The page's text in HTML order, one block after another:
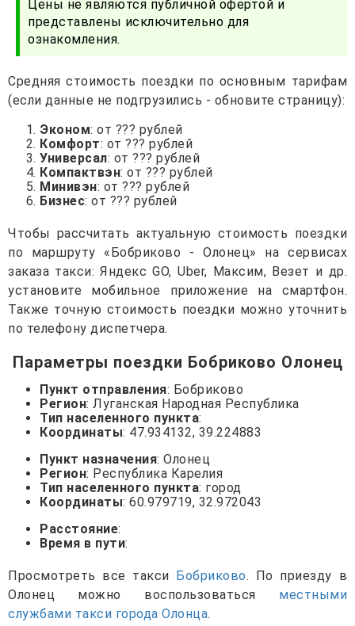
Цены не являются публичной офертой и
представлены исключительно для
ознакомления.
Средняя стоимость поездки по основным тарифам
(если данные не подгрузились - обновите страницу):
Эконом: от ??? рублей
Комфорт: от ??? рублей
Универсал: от ??? рублей
Компактвэн: от ??? рублей
Минивэн: от ??? рублей
Бизнес: от ??? рублей
Чтобы рассчитать актуальную стоимость поездки
по маршруту «Бобриково - Олонец» на сервисах
заказа такси: Яндекс GO, Uber, Максим, Везет и др.
установите мобильное приложение на смартфон.
Также точную стоимость поездки можно уточнить
по телефону диспетчера.
Параметры поездки Бобриково Олонец
Пункт отправления: Бобриково
Регион: Луганская Народная Республика
Тип населенного пункта:
Координаты: 47.934132, 39.224883
Пункт назначения: Олонец
Регион: Республика Карелия
Тип населенного пункта: город
Координаты: 60.979719, 32.972043
Расстояние:
Время в пути:
Просмотреть все такси Бобриково. По приезду в
Олонец можно воспользоваться местными
службами такси города Олонца.